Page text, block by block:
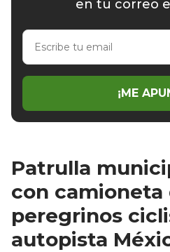
en tu correo
Escribe
email
¡ME
Patrulla
con camioneta
peregrinos
autopista